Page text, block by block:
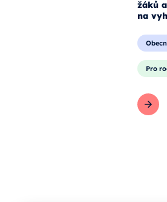
žáků
na
Pro